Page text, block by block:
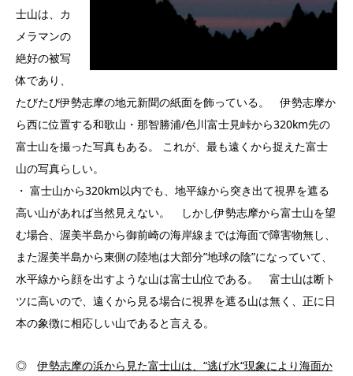
士山は、カ
メラマンの
絶好の被写
体であり、
たびたび伊勢志摩の地元新聞の紙面を飾っている。 伊勢志摩か
ら西に位置する和歌山・那智勝浦/色川富士見峠から320km先の
富士山を撮った写真もある。 これが、最も遠くから捉えた富士
山の写真らしい。
・ 富士山から320km以内でも、地平線から突き出て視界を遮る
高い山があれば当然見えない。 しかし伊勢志摩から富士山を望
む場合、渥美半島から御前崎の海岸線までは海面で障害物無し、
また渥美半島から東側の陸地は大部分”地球の陰”になっていて、
水平線から顔を出すような山は富士山位である。 富士山は断ト
ツに高いので、遠くから見る場合に視界を遮る山は無く、正に日
本の象徴に相応しい山であると言える。
◎伊勢志摩の浜から見た富士山は、 “逃げ水“現象により海面か